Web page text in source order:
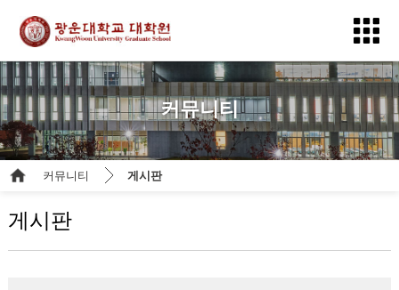
커뮤니티
커뮤니티 게시판
게시판